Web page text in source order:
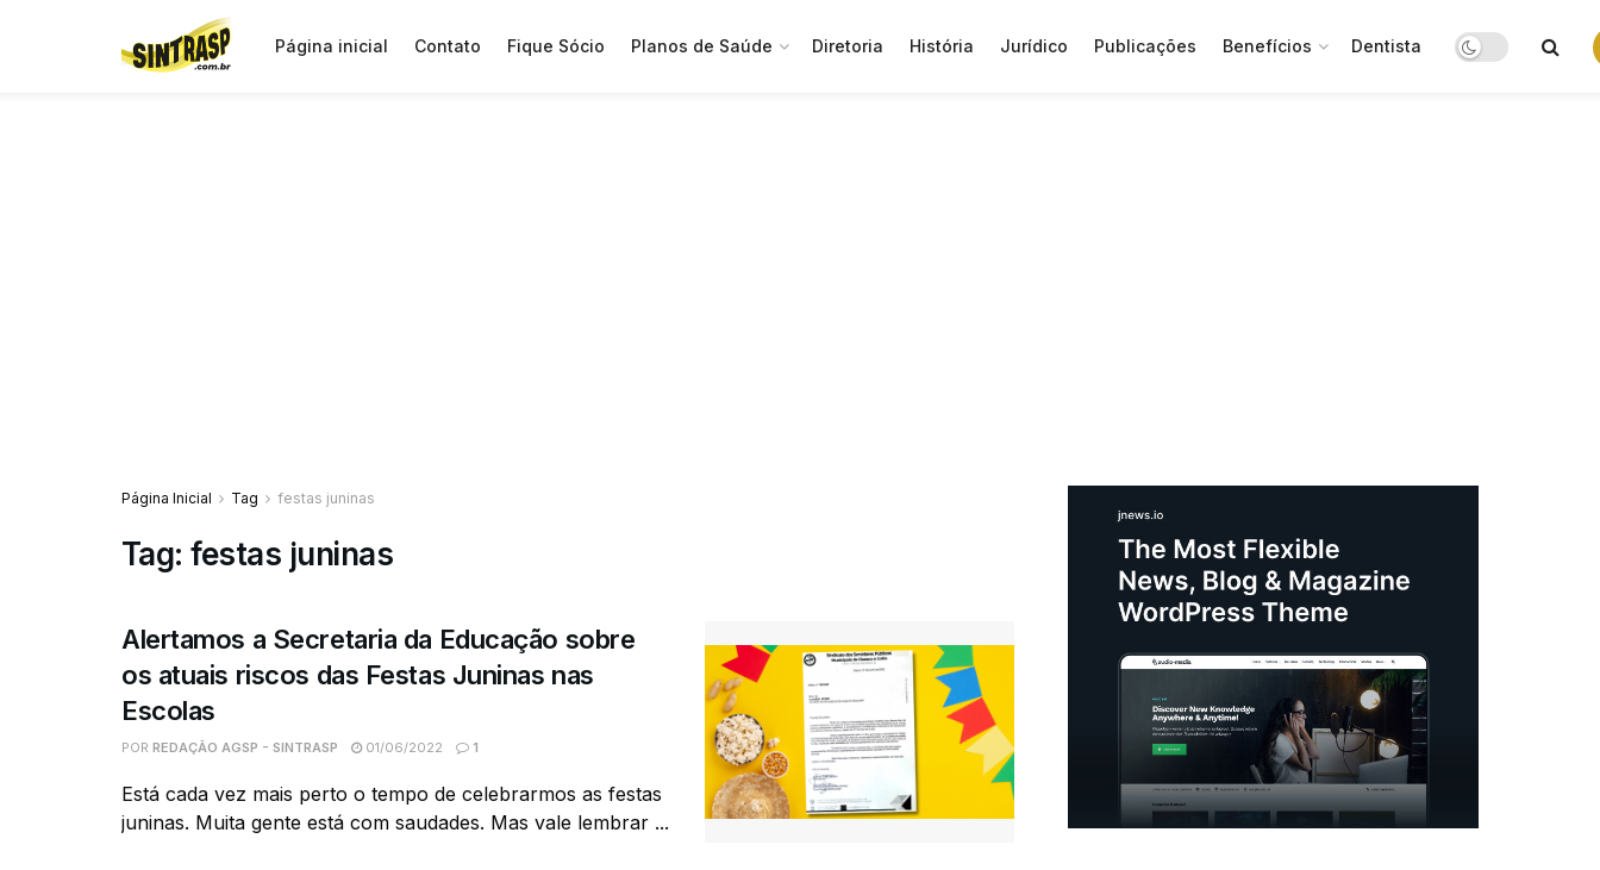
Página inicial Contato Fique Sócio Planos de Saúde Diretoria História Jurídico Publicações Benefícios Dentista
Página Inicial Tag festas juninas
Tag:festas juninas
Alertamos a Secretaria da Educação sobre
os atuais riscos das Festas Juninas nas
Escolas
POR REDAÇÃO AGSP - SINTRASP 01/06/2022 1
Está cada vez mais perto o tempo de celebrarmos as festas
juninas. Muita gente está com saudades. Mas vale lembrar ...